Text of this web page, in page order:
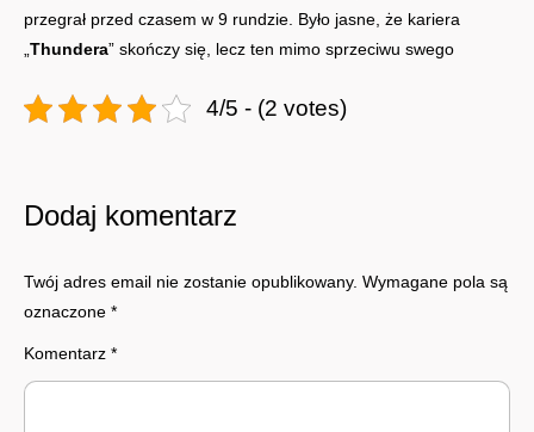
przegrał przed czasem w 9 rundzie. Było jasne, że kariera
Thundera” skończy się, lecz ten mimo sprzeciwu swego
4/5 - (2 votes)
Dodaj komentarz
Twój adres email nie zostanie opublikowany. Wymagane pola są
oznaczone *
Komentarz *